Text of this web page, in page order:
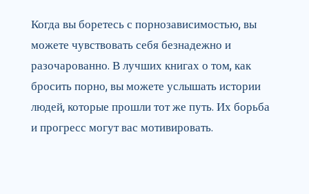
Когда вы боретесь с порнозависимостью, вы
можете чувствовать себя безнадежно и
разочарованно. В лучших книгах о том, как
бросить порно, вы можете услышать истории
людей, которые прошли тот же путь. Их борьба
и прогресс могут вас мотивировать.